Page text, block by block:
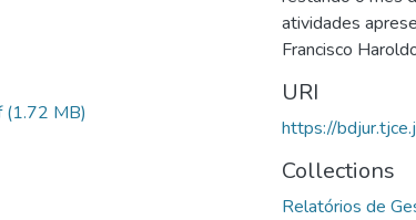
(1.72 MB)
atividades
Francisco
URI
https://
Collections
Relatórios de